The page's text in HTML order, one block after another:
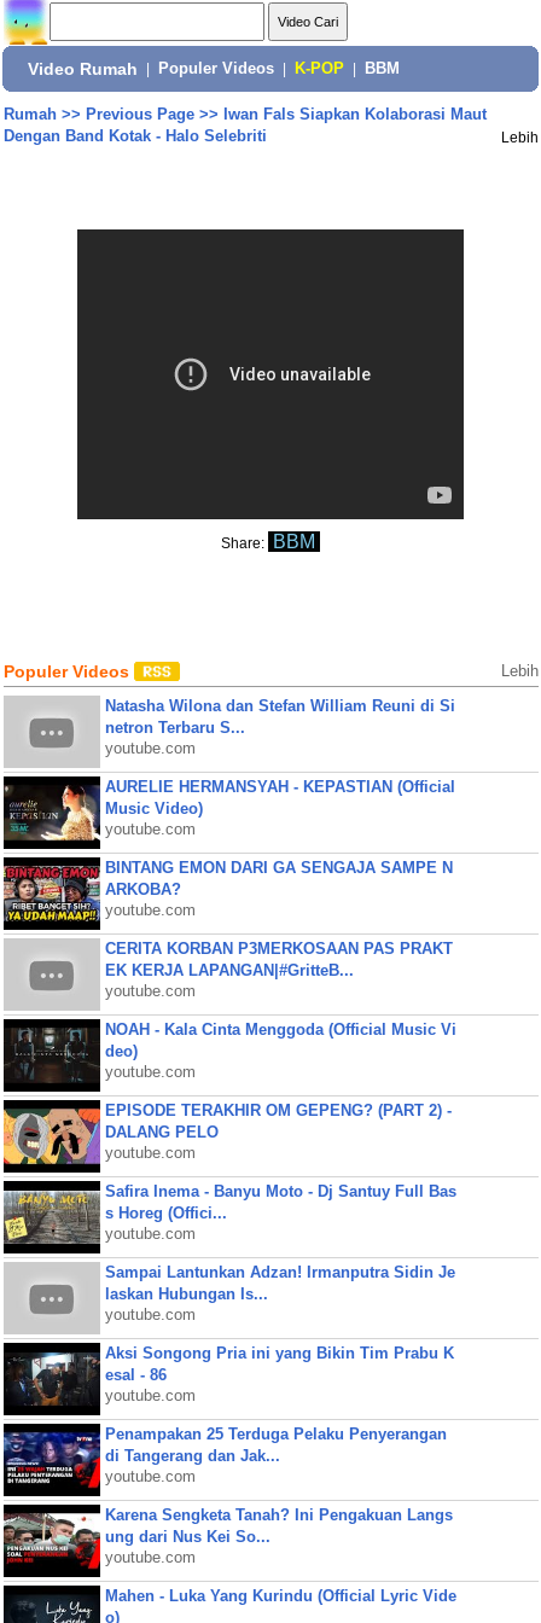
Video Rumah Populer Videos K-POP BBM
Rumah>> Previous Page>> Iwan Fals Siapkan Kolaborasi Maut
Dengan Band Kotak - Halo Selebriti
Lebih
Share: BBM
Populer Videos Lebih
Natasha Wilona dan Stefan William Reuni di Si
netron Terbaru S...
youtube.com
AURELIE HERMANSYAH - KEPASTIAN (Official
Music Video)
youtube.com
BINTANG EMON DARI GA SENGAJA SAMPE N
ARKOBA?
youtube.com
CERITA KORBAN P3MERKOSAAN PAS PRAKT
EK KERJA LAPANGAN|#GritteB...
youtube.com
NOAH - Kala Cinta Menggoda (Official Music Vi
deo)
youtube.com
EPISODE TERAKHIR OM GEPENG? (PART 2) -
DALANG PELO
youtube.com
Safira Inema - Banyu Moto - Dj Santuy Full Bas
s Horeg (Offici...
youtube.com
Sampai Lantunkan Adzan! Irmanputra Sidin Je
laskan Hubungan Is...
youtube.com
Aksi Songong Pria ini yang Bikin Tim Prabu K
esal - 86
youtube.com
Penampakan 25 Terduga Pelaku Penyerangan
di Tangerang dan Jak...
youtube.com
Karena Sengketa Tanah? Ini Pengakuan Langs
ung dari Nus Kei So...
youtube.com
Mahen - Luka Yang Kurindu (Official Lyric Vide
o)